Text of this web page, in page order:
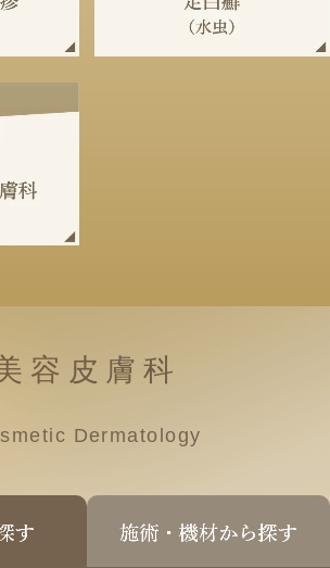
容皮膚科
Dermatology